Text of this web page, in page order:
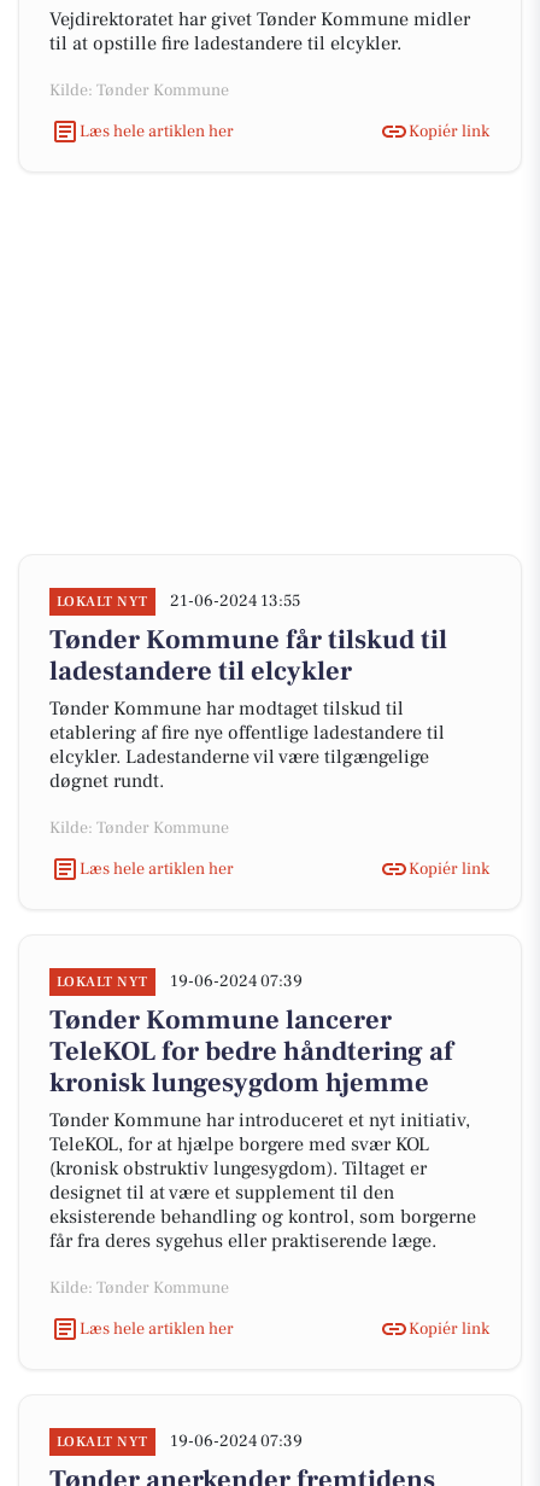
Vejdirektoratet har givet Tønder Kommune midler
til at opstille fire ladestandere til elcykler.
Kilde: Tønder Kommune
Læs hele artiklen her
Kopiér link
LOKALT NYT 21-06-2024 13:55
Tønder Kommune får tilskud til
ladestandere til elcykler
Tønder Kommune har modtaget tilskud til
etablering af fire nye offentlige ladestandere til
elcykler. Ladestanderne vil være tilgængelige
døgnet rundt.
Kilde: Tønder Kommune
Læs hele artiklen her
Kopiér link
LOKALT NYT 19-06-2024 07:39
Tønder Kommune lancerer
TeleKOL for bedre håndtering af
kronisk lungesygdom hjemme
Tønder Kommune har introduceret et nyt initiativ,
TeleKOL, for at hjælpe borgere med svær KOL
(kronisk obstruktiv lungesygdom). Tiltaget er
designet til at være et supplement til den
eksisterende behandling og kontrol, som borgerne
får fra deres sygehus eller praktiserende læge.
Kilde: Tønder Kommune
Læs hele artiklen her
Kopiér link
LOKALT NYT 19-06-2024 07:39